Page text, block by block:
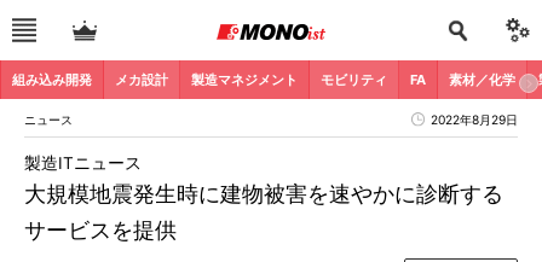
組み込み開発 メカ設計 製造マネジメント モビリティ FA 素材／化学
ニュース 2022年8月29日
大規模地震発生時に建物被害を速やかに診断する
サービスを提供
製造ITニュース